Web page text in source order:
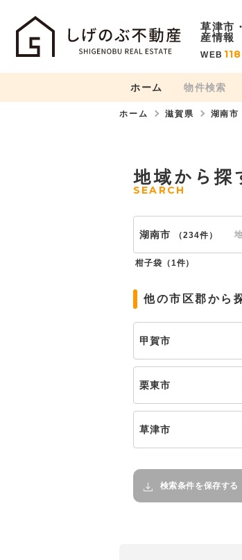
草津市
産情報
WEB
ホーム 物件検索
ホーム 滋賀県 湖南市
地域から探
SEARCH
湖南市 （234件 ）
柑子袋（1件）
他の市区郡から
甲賀市
栗東市
草津市
検索条件を保存する